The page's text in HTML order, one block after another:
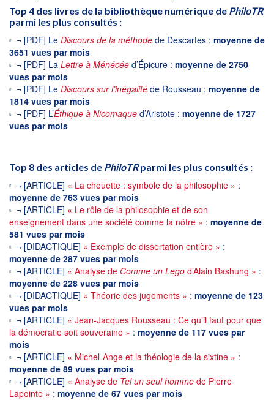
Top 4 des livres de la bibliothèque numérique de PhiloTR
parmi les plus consultés :
¬ [PDF] Le Discours de la méthode de Descartes : moyenne de
3651 vues par mois
¬ [PDF] La Lettre à Ménécée d’Épicure : moyenne de 2750
vues par mois
¬ [PDF] Le Discours sur l’inégalité de Rousseau : moyenne de
1814 vues par mois
¬ [PDF] L’Éthique à Nicomaque d’Aristote : moyenne de 1727
vues par mois
Top 8 des articles de PhiloTRparmi les plus consultés :
¬ [ARTICLE] « La chouette : symbole de la philosophie » :
moyenne de 763 vues par mois
¬ [ARTICLE] « Le rôle de la philosophie et de son
enseignement dans une société comme la nôtre » : moyenne de
581 vues par mois
¬ [DIDACTIQUE] « Exemple de dissertation entière » :
moyenne de 287 vues par mois
¬ [ARTICLE] « Analyse de Comme un Lego d’Alain Bashung » :
moyenne de 228 vues par mois
¬ [DIDACTIQUE] « Théorie des jugements » : moyenne de 123
vues par mois
¬ [ARTICLE] « Jean-Jacques Rousseau : Ce qu’il faut pour que
la démocratie soit souveraine » : moyenne de 117 vues par
mois
¬ [ARTICLE] « Michel-Ange et la théologie de la sixtine » :
moyenne de 89 vues par mois
¬ [ARTICLE] « Analyse de Tel un seul homme de Pierre
Lapointe » : moyenne de 67 vues par mois